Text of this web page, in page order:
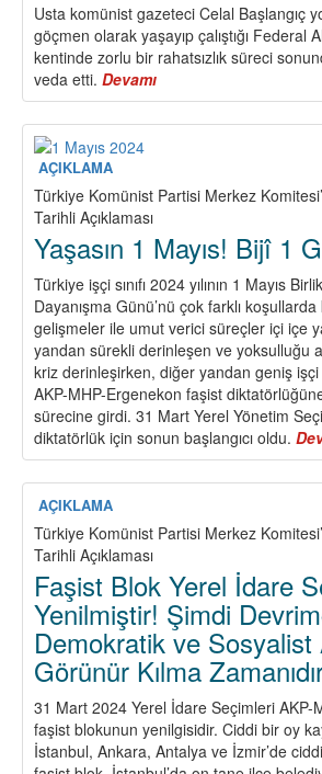
Usta komünist gazeteci Celal Başlangıç
göçmen olarak yaşayıp çalıştığı Federal
kentinde zorlu bir rahatsızlık süreci
veda etti. Devamı
Celal
Başlangıç
veda
AÇIKLAMA
Türkiye Komünist Partisi Merkez
Tarihli Açıklaması
Yaşasın 1 Mayıs! Bijî 1
Türkiye işçi sınıfı 2024 yılının 1 Mayıs
Dayanışma Günü’nü çok farklı koşullarda
gelişmeler ile umut verici süreçler içi içe
yandan sürekli derinleşen ve yoksulluğu
kriz derinleşirken, diğer yandan geniş
AKP-MHP-Ergenekon faşist
sürecine girdi. 31 Mart Yerel Yönetim
diktatörlük için sonun başlangıcı oldu.
AÇIKLAMA
Türkiye Komünist Partisi Merkez
Tarihli Açıklaması
Faşist Blok Yerel İdare
Yenilmiştir! Şimdi
Demokratik ve Sosyalist
Görünür Kılma
31 Mart 2024 Yerel İdare Seçimleri AKP-
faşist blokunun yenilgisidir. Ciddi bir oy
İstanbul, Ankara, Antalya ve İzmir’de